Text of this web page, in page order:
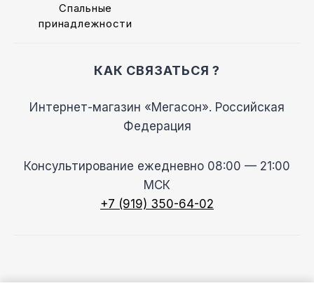
Спальные
принадлежности
КАК СВЯЗАТЬСЯ ?
Интернет-магазин «Мегасон». Российская
Федерация
Консультирование ежедневно 08:00 — 21:00
МСК
+7 (919) 350-64-02